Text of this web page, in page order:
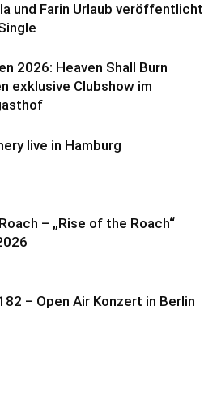
und Farin Urlaub veröffentlicht
2026: Heaven Shall Burn
exklusive Clubshow im
live in Hamburg
– „Rise of the Roach“
– Open Air Konzert in Berlin